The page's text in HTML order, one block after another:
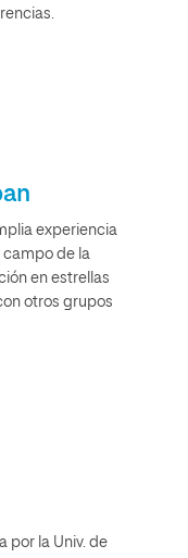
experiencia
de la
en estrellas
otros grupos
por la Univ. de